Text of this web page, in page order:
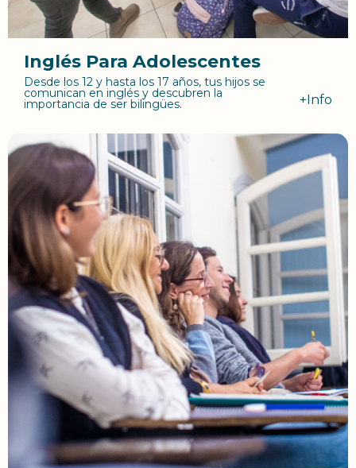
Inglés Para Adolescentes
Desde los 12 y hasta los 17 años, tus hijos se
comunican en inglés y descubren la
importancia de ser bilingües. +Info